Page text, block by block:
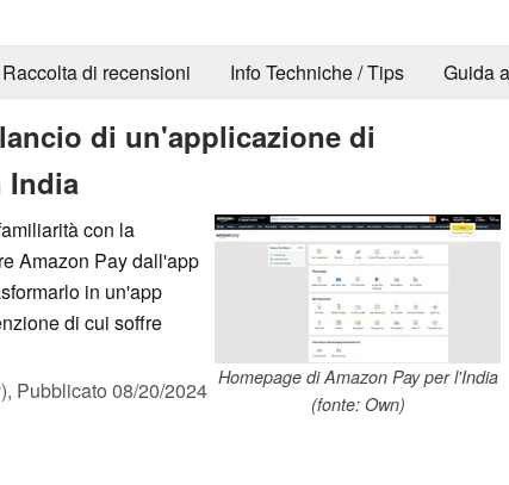
Raccolta di recensioni Info Techniche / Tips Guida
di un'applicazione di
India
Homepage di Amazon Pay per l'India
(fonte: Own)
con la
Amazon Pay dall'app
in un'app
di cui soffre
Pubblicato 08/20/2024